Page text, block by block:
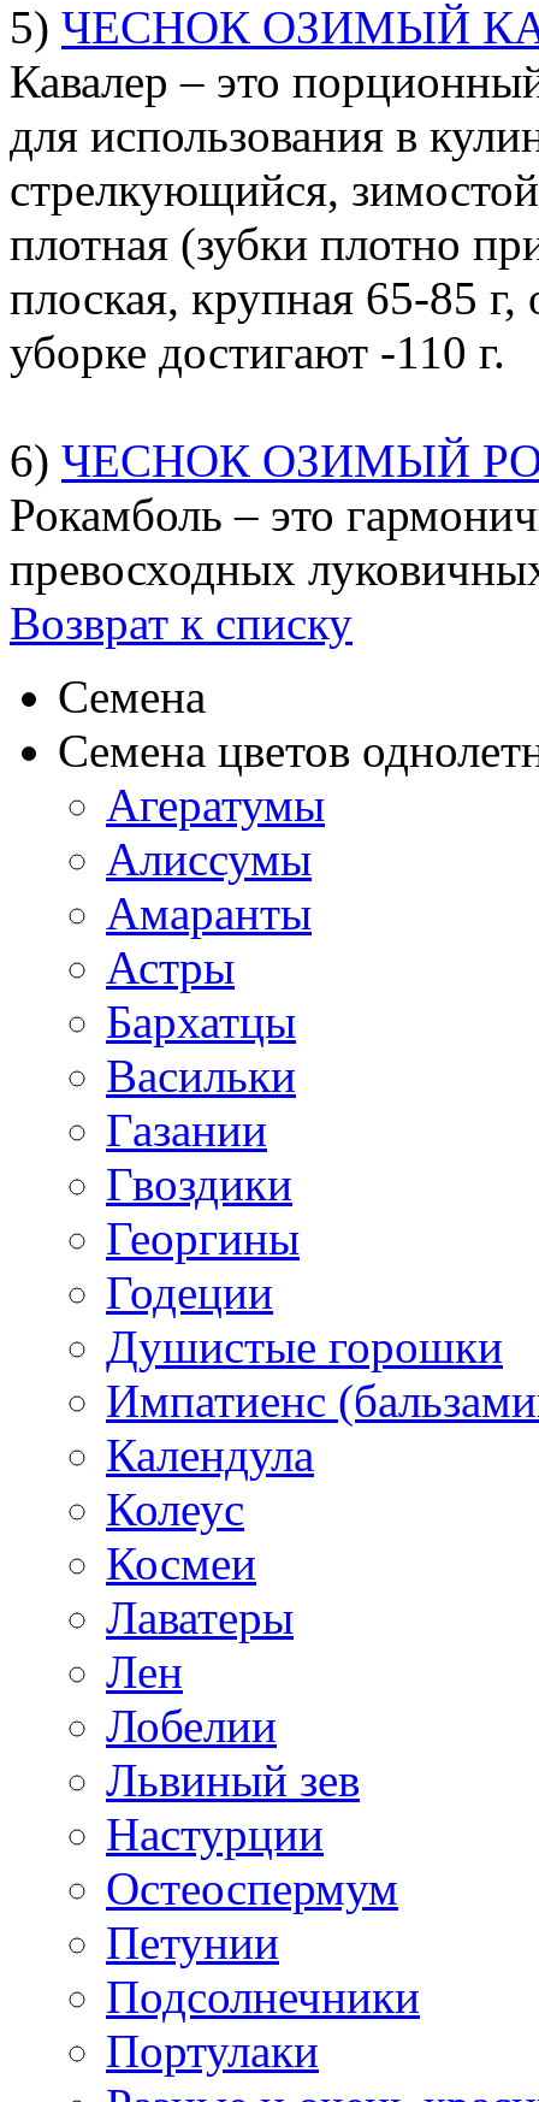
5) ЧЕСНОК ОЗИМЫЙ
Кавалер – это
для использования в
стрелкующийся,
плотная (зубки плотно
плоская, крупная 65-85
уборке достигают -110 г.
6) ЧЕСНОК ОЗИМЫЙ
Рокамболь – это
превосходных
Возврат к списку
Семена
Семена цветов
Агератумы
Алиссумы
Амаранты
Астры
Бархатцы
Васильки
Газании
Гвоздики
Георгины
Годеции
Душистые горошки
Импатиенс
Календула
Колеус
Космеи
Лаватеры
Лен
Лобелии
Львиный зев
Настурции
Остеоспермум
Петунии
Подсолнечники
Портулаки